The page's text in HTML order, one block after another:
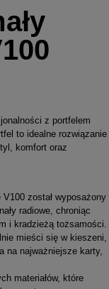
z portfelem
to idealne rozwiązanie
komfort oraz
został wyposażony
radiowe, chroniąc
i kradzieżą tożsamości.
mieści się w kieszeni,
na najważniejsze karty,
materiałów, które